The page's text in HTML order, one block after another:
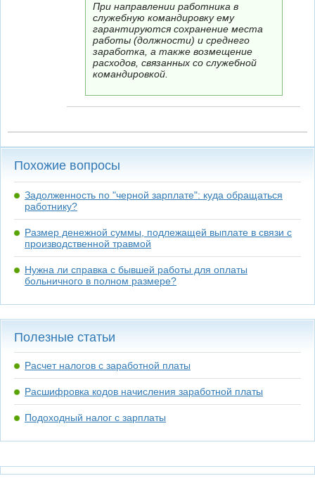
При направлении работника в
служебную командировку ему
гарантируются сохранение места
работы (должности) и среднего
заработка, а также возмещение
расходов, связанных со служебной
командировкой.
Похожие вопросы
Задолженность по "черной зарплате": куда обращаться
работнику?
Размер денежной суммы, подлежащей выплате в связи с
производственной травмой
Нужна ли справка с бывшей работы для оплаты
больничного в полном размере?
Полезные статьи
Расчет налогов с заработной платы
Расшифровка кодов начисления заработной платы
Подоходный налог с зарплаты